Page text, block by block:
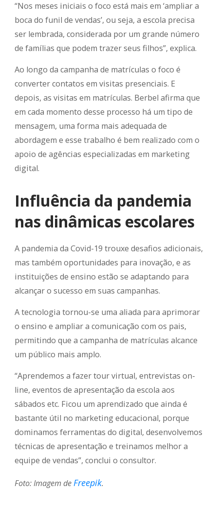
“Nos meses iniciais o foco está mais em ‘ampliar a
boca do funil de vendas’, ou seja, a escola precisa
ser lembrada, considerada por um grande número
de famílias que podem trazer seus filhos”, explica.
Ao longo da campanha de matrículas o foco é
converter contatos em visitas presenciais. E
depois, as visitas em matrículas. Berbel afirma que
em cada momento desse processo há um tipo de
mensagem, uma forma mais adequada de
abordagem e esse trabalho é bem realizado com o
apoio de agências especializadas em marketing
digital.
Influência da pandemia
nas dinâmicas escolares
A pandemia da Covid-19 trouxe desafios adicionais,
mas também oportunidades para inovação, e as
instituições de ensino estão se adaptando para
alcançar o sucesso em suas campanhas.
A tecnologia tornou-se uma aliada para aprimorar
o ensino e ampliar a comunicação com os pais,
permitindo que a campanha de matrículas alcance
um público mais amplo.
“Aprendemos a fazer tour virtual, entrevistas on-
line, eventos de apresentação da escola aos
sábados etc. Ficou um aprendizado que ainda é
bastante útil no marketing educacional, porque
dominamos ferramentas do digital, desenvolvemos
técnicas de apresentação e treinamos melhor a
equipe de vendas”, conclui o consultor.
Foto: Imagem deFreepik.